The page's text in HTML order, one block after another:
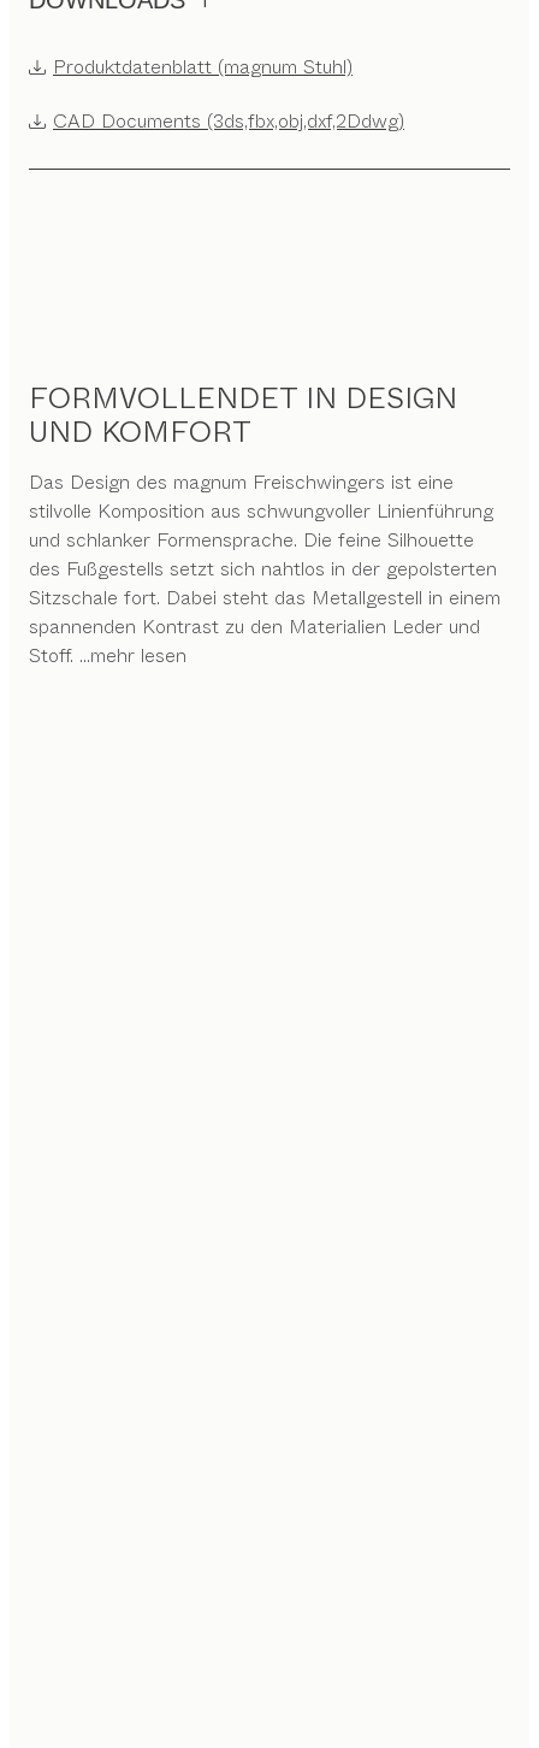
Produktdatenblatt (magnum Stuhl)
CAD Documents (3ds,fbx,obj,dxf,2Ddwg)
FORMVOLLENDET IN DESIGN
UND KOMFORT
Das Design des magnum Freischwingers ist eine
stilvolle Komposition aus schwungvoller Linienführung
und schlanker Formensprache. Die feine Silhouette
des Fußgestells setzt sich nahtlos in der gepolsterten
Sitzschale fort. Dabei steht das Metallgestell in einem
spannenden Kontrast zu den Materialien Leder und
Stoff. ...mehr lesen